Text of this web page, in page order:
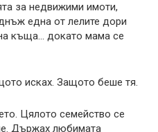
за недвижими имоти,
една от лелите дори
къща… докато мама се
исках. Защото беше тя.
Цялото семейство се
Държах любимата